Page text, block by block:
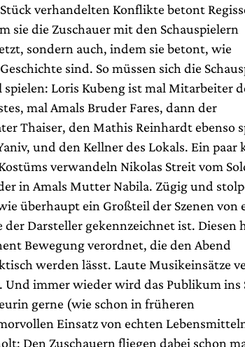
verhandelten Konflikte betont
sie die Zuschauer mit den Schauspielern
sondern auch, indem sie betont, wie
sind. So müssen sich die
Loris Kubeng ist mal Mitarbeiter
mal Amals Bruder Fares, dann der
Thaiser, den Mathis Reinhardt ebenso
und den Kellner des Lokals. Ein paar
verwandeln Nikolas Streit vom
in Amals Mutter Nabila. Zügig und
überhaupt ein Großteil der Szenen von
Darsteller gekennzeichnet ist. Diesen
Bewegung verordnet, die den Abend
werden lässt. Laute Musikeinsätze
immer wieder wird das Publikum ins
gerne (wie schon in früheren
Einsatz von echten
Den Zuschauern fliegen dabei schon